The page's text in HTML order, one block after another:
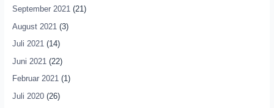
September 2021(21)
August 2021 (3)
Juli 2021(14)
Juni 2021 (22)
Februar 2021(1)
Juli 2020(26)